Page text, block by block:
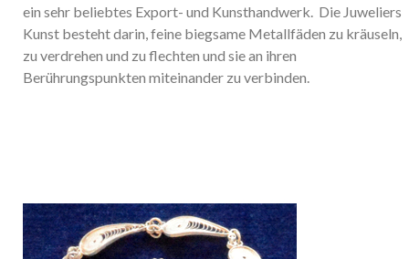
ein sehr beliebtes Export- und Kunsthandwerk. Die Juweliers
Kunst besteht darin, feine biegsame Metallfäden zu kräuseln,
zu verdrehen und zu flechten und sie an ihren
Berührungspunkten miteinander zu verbinden.